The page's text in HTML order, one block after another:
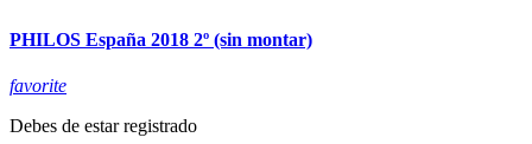
PHILOS España 2018 2º (sin montar)
favorite
Debes de estar registrado